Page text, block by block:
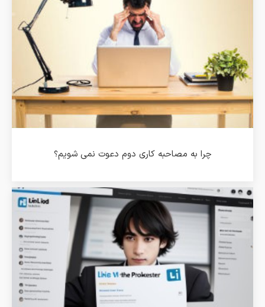
چرا به مصاحبه کاری دوم دعوت نمی شویم؟